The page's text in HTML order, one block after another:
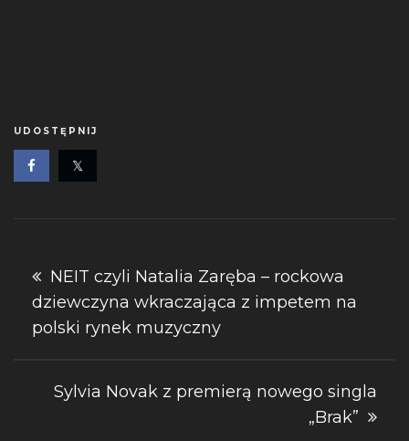
UDOSTĘPNIJ
Nawigacja
wpisu
NEIT czyli Natalia Zaręba – rockowa
dziewczyna wkraczająca z impetem na
polski rynek muzyczny
Sylvia Novak z premierą nowego singla
„Brak”